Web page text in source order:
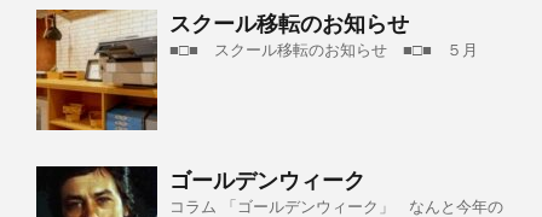
スクール移転のお知らせ
■□■ スクール移転のお知らせ ■□■ ５月
ゴールデンウィーク
コラム 「ゴールデンウィーク」 なんと今年の